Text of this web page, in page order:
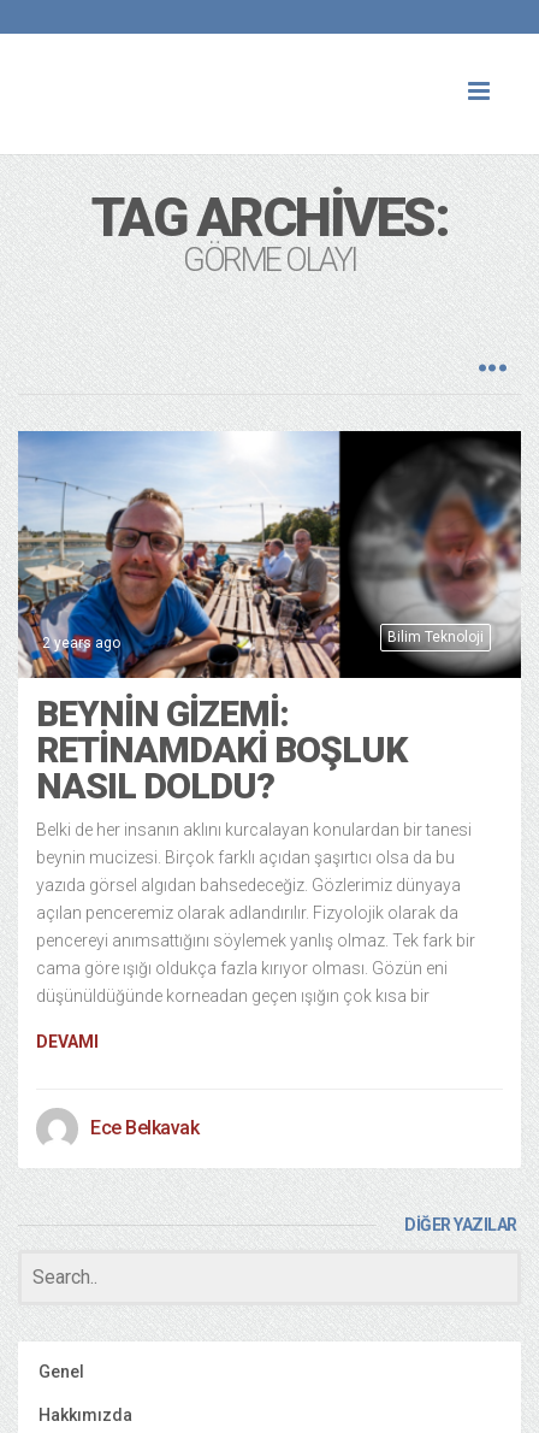
TAG ARCHIVES:
GÖRME OLAYI
Bilim Teknoloji
2 years ago
BEYNIN GIZEMI:
RETINAMDAKI BOŞLUK
NASIL DOLDU?
Belki de her insanın aklını kurcalayan konulardan bir tanesi
beynin mucizesi. Birçok farklı açıdan şaşırtıcı olsa da bu
yazıda görsel algıdan bahsedeceğiz. Gözlerimiz dünyaya
açılan penceremiz olarak adlandırılır. Fizyolojik olarak da
pencereyi anımsattığını söylemek yanlış olmaz. Tek fark bir
cama göre ışığı oldukça fazla kırıyor olması. Gözün eni
düşünüldüğünde korneadan geçen ışığın çok kısa bir
DEVAMI
Ece Belkavak
DİĞER YAZILAR
Genel
Hakkımızda